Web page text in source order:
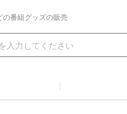
番組グッズの販売